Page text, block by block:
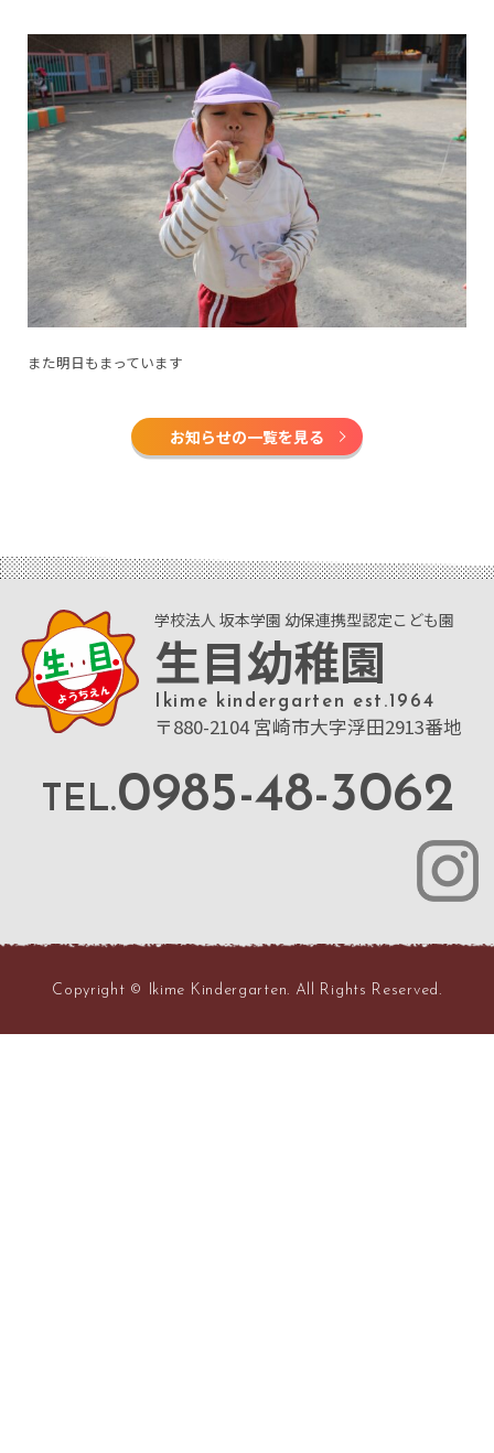
また明日もまっています
お知らせの一覧を見る
学校法人 坂本学園 幼保連携型認定こども園
生目幼稚園
Ikime kindergarten est.1964
〒880-2104 宮崎市大字浮田2913番地
TEL.0985-48-3062
Copyright © Ikime Kindergarten. All Rights Reserved.